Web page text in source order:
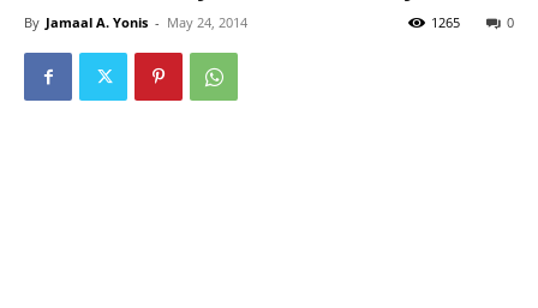
By Jamaal A. Yonis - May 24, 2014 0
1265